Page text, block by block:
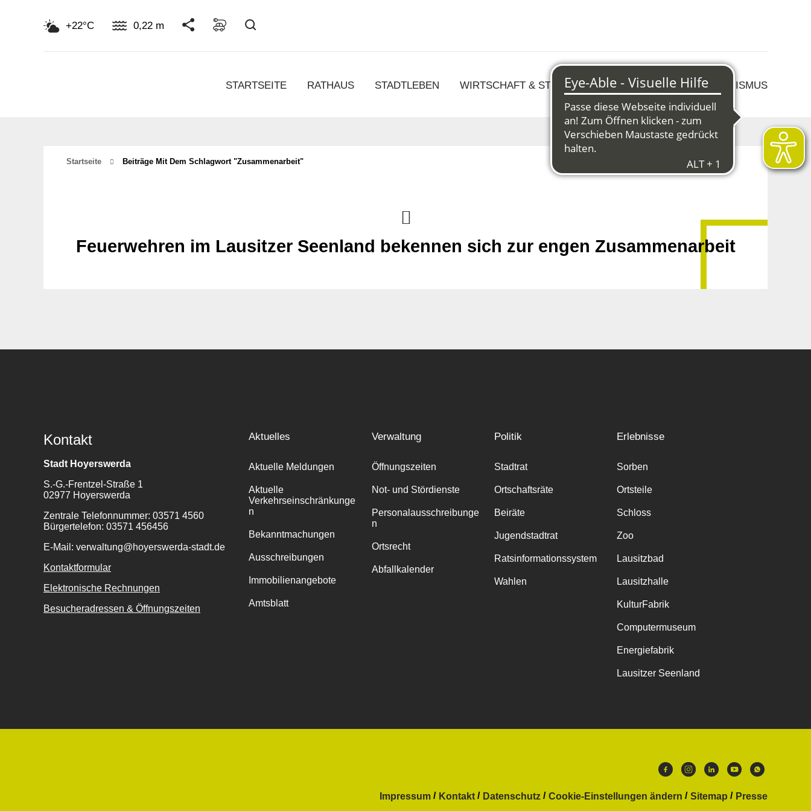
+22°C 0,22 m
STARTSEITE RATHAUS STADTLEBEN WIRTSCHAFT & STRUKTURWANDEL KULTUR & TOURISMUS
Startseite Beiträge Mit Dem Schlagwort "Zusammenarbeit"
Feuerwehren im Lausitzer Seenland bekennen sich zur engen Zusammenarbeit
Kontakt
Stadt Hoyerswerda
S.-G.-Frentzel-Straße 1
02977 Hoyerswerda
Zentrale Telefonnummer: 03571 4560
Bürgertelefon: 03571 456456
E-Mail: verwaltung@hoyerswerda-stadt.de
Kontaktformular
Elektronische Rechnungen
Besucheradressen & Öffnungszeiten
Aktuelles
Aktuelle Meldungen
Aktuelle
Verkehrseinschränkunge
n
Bekanntmachungen
Ausschreibungen
Immobilienangebote
Amtsblatt
Verwaltung
Öffnungszeiten
Not- und Stördienste
Personalausschreibunge
n
Ortsrecht
Abfallkalender
Politik
Stadtrat
Ortschaftsräte
Beiräte
Jugendstadtrat
Ratsinformationssystem
Wahlen
Erlebnisse
Sorben
Ortsteile
Schloss
Zoo
Lausitzbad
Lausitzhalle
KulturFabrik
Computermuseum
Energiefabrik
Lausitzer Seenland
Impressum Kontakt Datenschutz Cookie-Einstellungen ändern Sitemap
Presse